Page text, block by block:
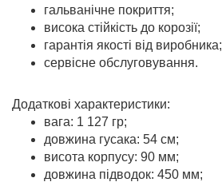
гальванічне покриття;
висока стійкість до корозії;
гарантія якості від виробника;
сервісне обслуговування.
Додаткові характеристики:
вага: 1 127 гр;
довжина гусака: 54 см;
висота корпусу: 90 мм;
довжина підводок: 450 мм;